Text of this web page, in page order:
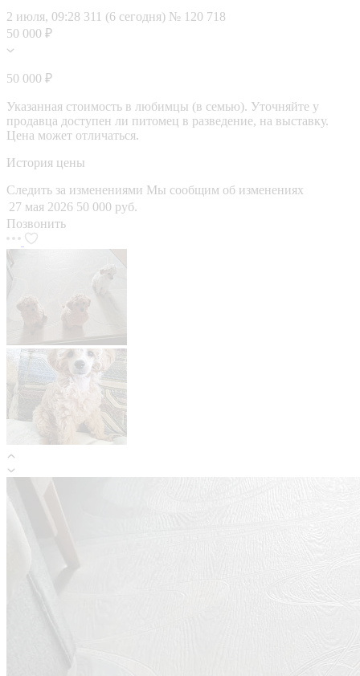
2 июля, 09:28 311 (6 сегодня) № 120 718
50 000 ₽
50 000 ₽
Указанная стоимость в любимцы (в семью). Уточняйте у
продавца доступен ли питомец в разведение, на выставку.
Цена может отличаться.
История цены
Следить за изменениями Мы сообщим об изменениях
27 мая 2026 50 000 руб.
Позвонить